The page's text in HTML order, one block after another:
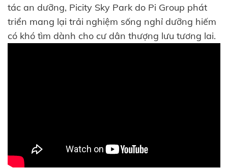
tác an dưỡng, Picity Sky Park do Pi Group phát
triển mang lại trải nghiệm sống nghỉ dưỡng hiếm
có khó tìm dành cho cư dân thượng lưu tương lai.